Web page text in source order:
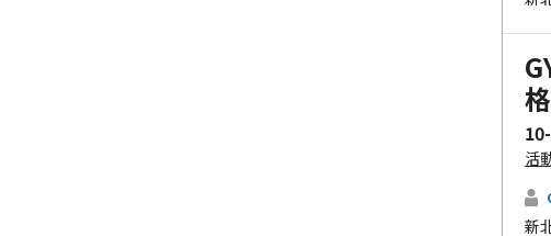
活
新